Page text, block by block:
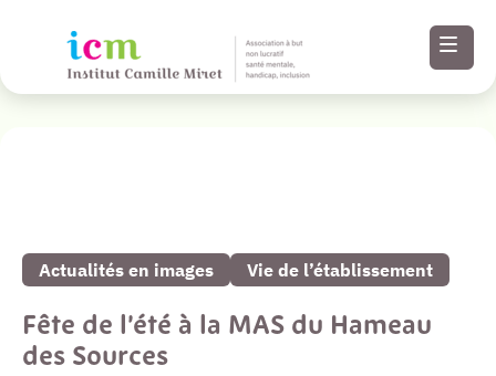
Paramètres
d’accessibilité
Contenu
Revenir à la liste de toutes nos actualités
Actualités en images Vie de l’établissement
Fête de l’été à la MAS du Hameau
des Sources